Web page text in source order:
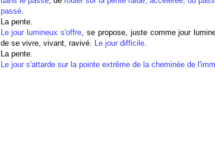
passé.
La pente.
Le jour lumineux s'offre, se propose, juste comme jour
de se vivre, vivant, ravivé. Le jour difficile.
La pente.
Le jour s'attarde sur la pointe extrême de la cheminée de